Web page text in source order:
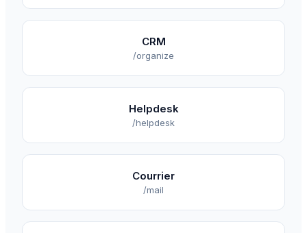
CRM
/organize
Helpdesk
/helpdesk
Courrier
/mail